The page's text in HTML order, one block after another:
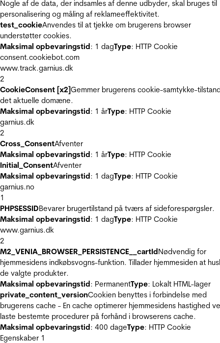
Nogle af de data, der indsamles af denne udbyder, skal bruges til
personalisering og måling af reklameeffektivitet.
test_cookieAnvendes til at tjekke om brugerens browser
understøtter cookies.
Maksimal opbevaringstid: 1 dagType: HTTP Cookie
consent.cookiebot.com
www.track.garnius.dk
2
CookieConsent [x2]Gemmer brugerens cookie-samtykke-
det aktuelle domæne.
Maksimal opbevaringstid: 1 årType: HTTP Cookie
garnius.dk
2
Cross_ConsentAfventer
Maksimal opbevaringstid: 1 årType: HTTP Cookie
Initial_ConsentAfventer
Maksimal opbevaringstid: 1 dagType: HTTP Cookie
garnius.no
1
PHPSESSIDBevarer brugertilstand på tværs af sideforespørgsler.
Maksimal opbevaringstid: 1 dagType: HTTP Cookie
www.garnius.dk
2
M2_VENIA_BROWSER_PERSISTENCE__cartIdNødvendig for
hjemmesidens indkøbsvogns-funktion. Tillader hjemmesiden at
de valgte produkter.
Maksimal opbevaringstid: PermanentType: Lokalt HTML-lager
private_content_versionCookien benyttes i forbindelse med
brugerens cache - En cache optimerer hjemmesidens hastighed
laste bestemte procedurer på forhånd i browserens cache.
Maksimal opbevaringstid: 400 dageType: HTTP Cookie
Egenskaber 1